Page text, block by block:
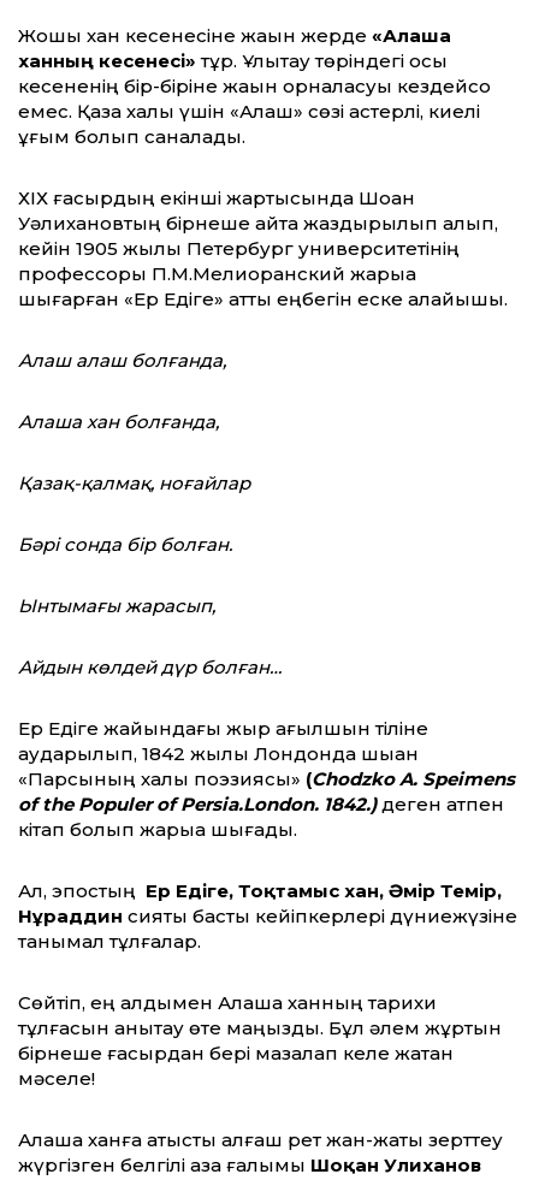
Жошы хан кесенесіне жақын жерде «Алаша
ханның кесенесі»тұр. Ұлытау төріндегі осы
кесененің бір-біріне жақын орналасуы кездейсоқ
емес. Қазақ халқы үшін «Алаш» сөзі қастерлі, киелі
ұғым болып саналады.
ХІХ ғасырдың екінші жартысында Шоқан
Уәлихановтың бірнеше қайта жаздырылып алып,
кейін 1905 жылы Петербург университетінің
профессоры П.М.Мелиоранский жарыққа
шығарған «Ер Едіге» атты еңбегін еске алайықшы.
Алаш алаш болғанда,
Алаша хан болғанда,
Қазақ-қалмақ, ноғайлар
Бәрі сонда бір болған.
Ынтымағы жарасып,
Айдын көлдей дүр болған…
Ер Едіге жайындағы жыр ағылшын тіліне
аударылып, 1842 жылы Лондонда шыққан
«Парсының халық поэзиясы» (Chodzko A. Speimens
of the Populer of Persia.London. 1842.)деген атпен
кітап болып жарыққа шығады.
Ал, эпостың Ер Едіге, Тоқтамыс хан, Әмір Темір,
Нұраддин сияқты басты кейіпкерлері дүниежүзіне
танымал тұлғалар.
Сөйтіп, ең алдымен Алаша ханның тарихи
тұлғасын анықтау өте маңызды. Бұл әлем жұртын
бірнеше ғасырдан бері мазалап келе жатқан
мәселе!
Алаша ханға қатысты алғаш рет жан-жақты зерттеу
жүргізген белгілі қазақ ғалымы Шоқан Уәлиханов